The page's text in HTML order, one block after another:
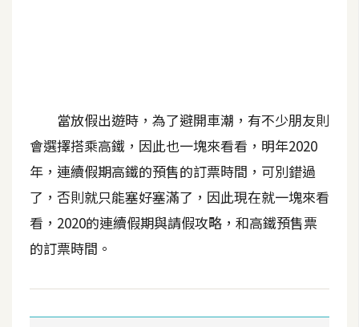
p
I
l
u
r
當放假出遊時，為了避開車潮，有不少朋友則
會選擇搭乘高鐵，因此也一塊來看看，明年2020
年，連續假期高鐵的預售的訂票時間，可別錯過
了，否則就只能塞好塞滿了，因此現在就一塊來看
看，2020的連續假期與請假攻略，和高鐵預售票
的訂票時間。